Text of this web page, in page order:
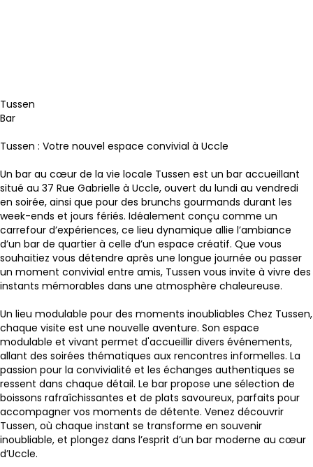
Tussen
Bar
Tussen : Votre nouvel espace convivial à Uccle
Un bar au cœur de la vie locale Tussen est un bar accueillant
situé au 37 Rue Gabrielle à Uccle, ouvert du lundi au vendredi
en soirée, ainsi que pour des brunchs gourmands durant les
week-ends et jours fériés. Idéalement conçu comme un
carrefour d’expériences, ce lieu dynamique allie l’ambiance
d’un bar de quartier à celle d’un espace créatif. Que vous
souhaitiez vous détendre après une longue journée ou passer
un moment convivial entre amis, Tussen vous invite à vivre des
instants mémorables dans une atmosphère chaleureuse.
Un lieu modulable pour des moments inoubliables Chez Tussen,
chaque visite est une nouvelle aventure. Son espace
modulable et vivant permet d'accueillir divers événements,
allant des soirées thématiques aux rencontres informelles. La
passion pour la convivialité et les échanges authentiques se
ressent dans chaque détail. Le bar propose une sélection de
boissons rafraîchissantes et de plats savoureux, parfaits pour
accompagner vos moments de détente. Venez découvrir
Tussen, où chaque instant se transforme en souvenir
inoubliable, et plongez dans l’esprit d’un bar moderne au cœur
d’Uccle.